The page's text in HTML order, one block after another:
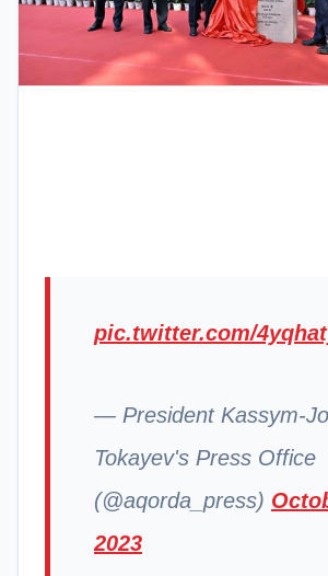
pic.twitter.com/
— President Kassym-
Tokayev's Press Office
(@aqorda_press)
2023